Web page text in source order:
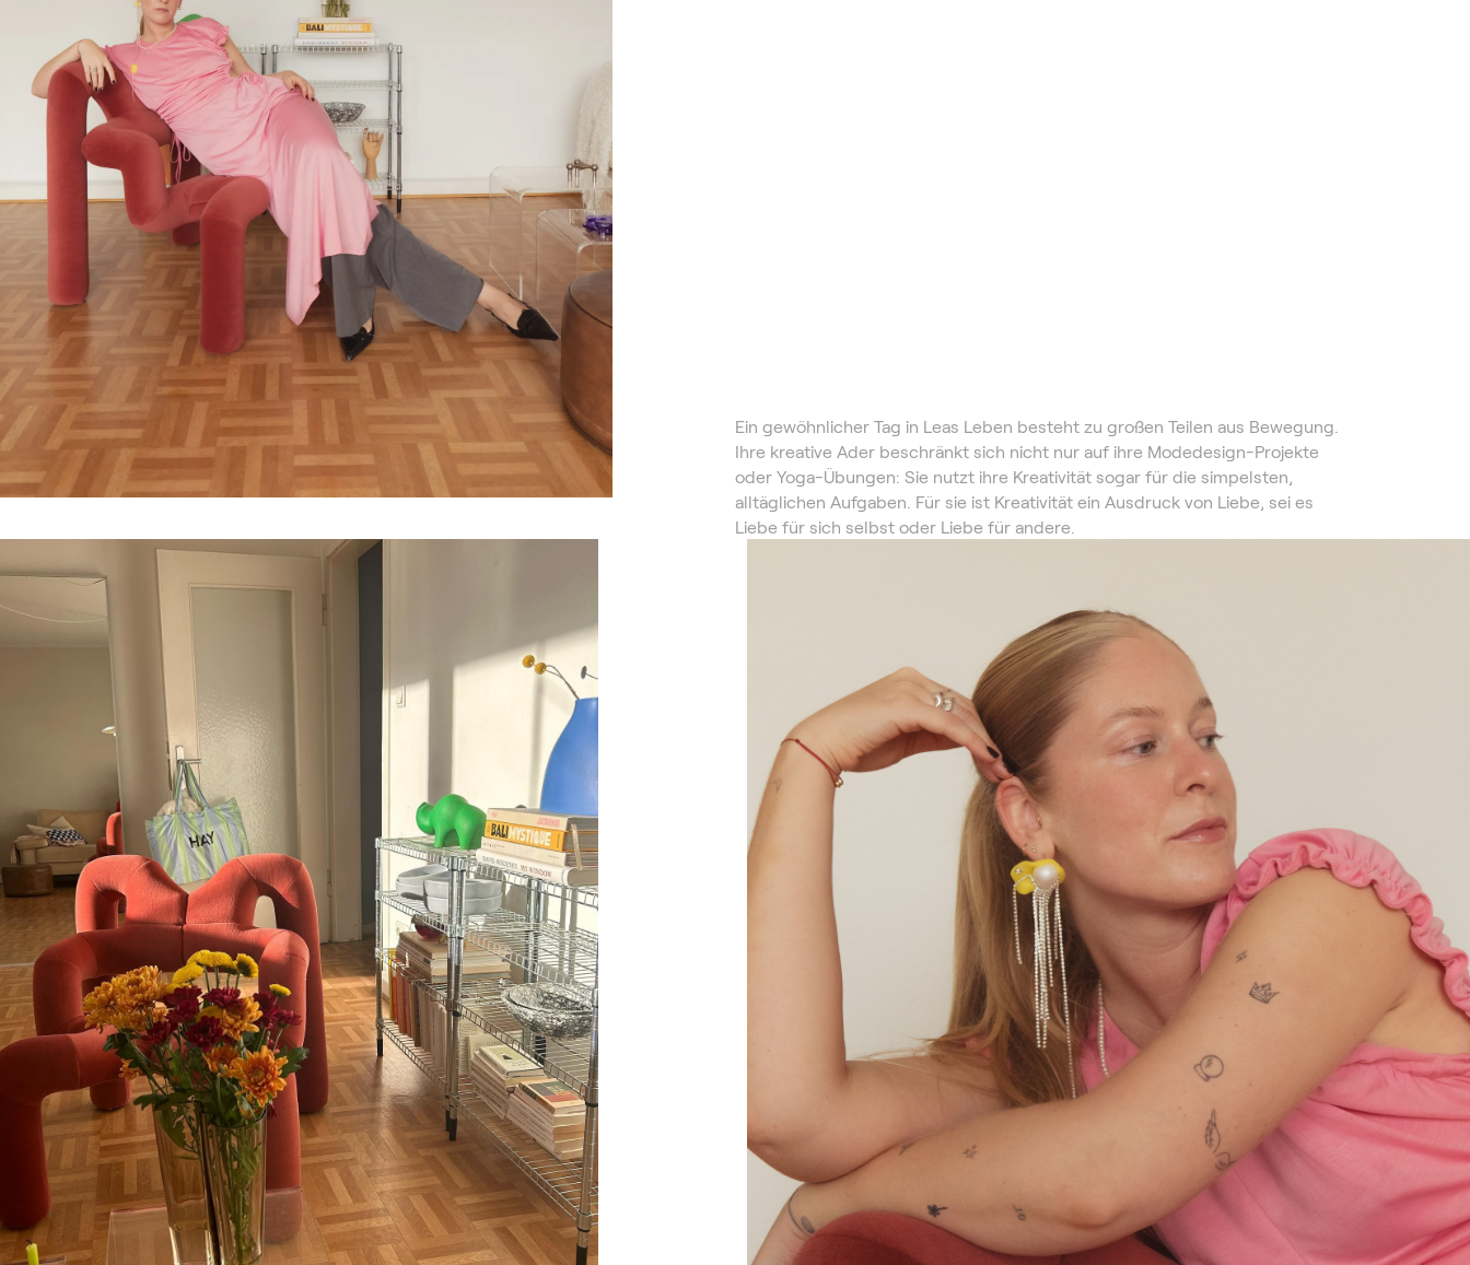
Ein gewöhnlicher Tag in Leas Leben besteht zu großen Teilen aus Bewegung.
Ihre kreative Ader beschränkt sich nicht nur auf ihre Modedesign-Projekte
oder Yoga-Übungen: Sie nutzt ihre Kreativität sogar für die simpelsten,
alltäglichen Aufgaben. Für sie ist Kreativität ein Ausdruck von Liebe, sei es
Liebe für sich selbst oder Liebe für andere.